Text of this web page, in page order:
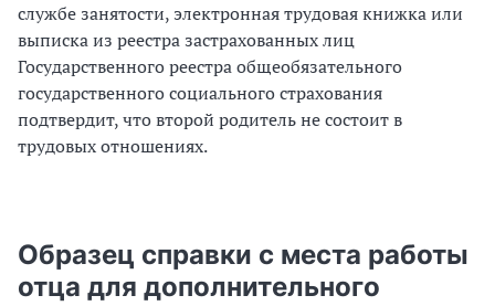
службе занятости, электронная трудовая книжка или
выписка из реестра застрахованных лиц
Государственного реестра общеобязательного
государственного социального страхования
подтвердит, что второй родитель не состоит в
трудовых отношениях.
Образец справки с места работы
отца для дополнительного